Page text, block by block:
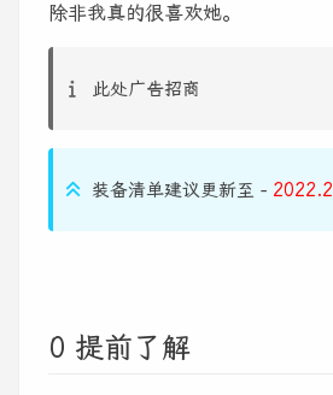
除非我真的很喜欢她。
此处广告招商
装备清单建议更新至 - 2022.2
0 提前了解